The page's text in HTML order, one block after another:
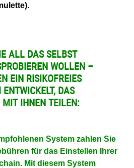
ALL DAS SELBST
WOLLEN –
EIN RISIKOFREIES
DAS
MIT IHNEN TEILEN:
System zahlen Sie
für das Einstellen Ihrer
Mit diesem System